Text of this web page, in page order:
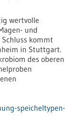
wertvolle
und
kommt
in Stuttgart.
des oberen
speicheltypen-